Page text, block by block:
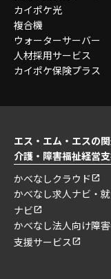
カイポケ光
複合機
ウォーターサーバー
人材採用サービス
カイポケ保険プラス
エス・エム・エスの
介護・障害福祉経営
かべなしクラウド
かべなし求人ナビ・
ナビ
かべなし法人向け障
支援サービス